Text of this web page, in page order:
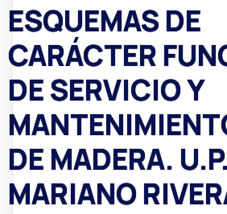
ESQUEMAS DE
CARÁCTER
DE SERVICIO Y
DE MADERA.
MARIANO